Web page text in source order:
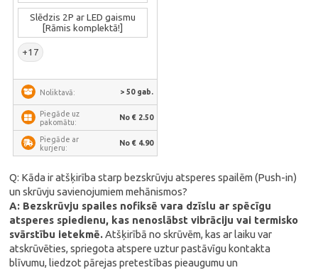
Slēdzis 2P ar LED gaismu
[Rāmis komplektā!]
+17
Noliktavā: > 50 gab.
Piegāde uz
pakomātu:
No € 2.50
Piegāde ar
kurjeru:
No € 4.90
Q: Kāda ir atšķirība starp bezskrūvju atsperes spailēm (Push-in)
un skrūvju savienojumiem mehānismos?
A: Bezskrūvju spailes nofiksē vara dzīslu ar spēcīgu
atsperes spiedienu, kas nenoslābst vibrāciju vai termisko
svārstību ietekmē.Atšķirībā no skrūvēm, kas ar laiku var
atskrūvēties, spriegota atspere uztur pastāvīgu kontakta
blīvumu, liedzot pārejas pretestības pieaugumu un